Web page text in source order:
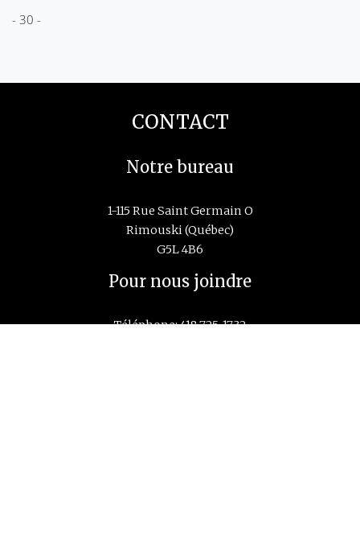
- 30 -
CONTACT
Notre bureau
1-115 Rue Saint Germain O
Rimouski (Québec)
G5L 4B6
Pour nous joindre
Téléphone:418 725-1732